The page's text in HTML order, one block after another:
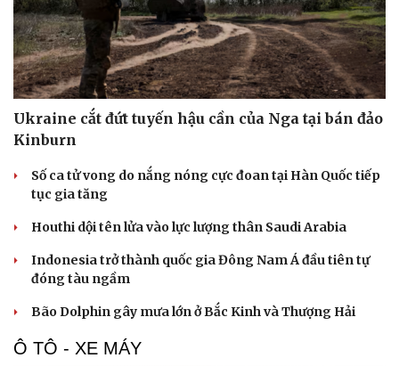
Ukraine cắt đứt tuyến hậu cần của Nga tại bán đảo
Kinburn
Số ca tử vong do nắng nóng cực đoan tại Hàn Quốc tiếp
tục gia tăng
Houthi dội tên lửa vào lực lượng thân Saudi Arabia
Indonesia trở thành quốc gia Đông Nam Á đầu tiên tự
đóng tàu ngầm
Bão Dolphin gây mưa lớn ở Bắc Kinh và Thượng Hải
Ô TÔ - XE MÁY